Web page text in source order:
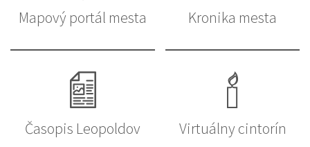
Mapový portál mesta Kronika mesta
Časopis Leopoldov Virtuálny cintorín